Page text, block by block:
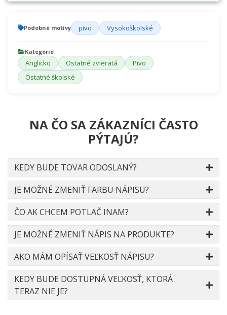
Podobné motívy pivo Vysokoškolské
Kategórie
Anglicko Ostatné zvieratá
Pivo
Ostatné školské
NA ČO SA ZÁKAZNÍCI ČASTO
PÝTAJÚ?
KEDY BUDE TOVAR ODOSLANÝ?
JE MOŽNÉ ZMENIŤ FARBU NÁPISU?
ČO AK CHCEM POTLAČ INAM?
JE MOŽNÉ ZMENIŤ NÁPIS NA PRODUKTE?
AKO MÁM OPÍSAŤ VEĽKOSŤ NÁPISU?
KEDY BUDE DOSTUPNÁ VEĽKOSŤ, KTORÁ
TERAZ NIE JE?